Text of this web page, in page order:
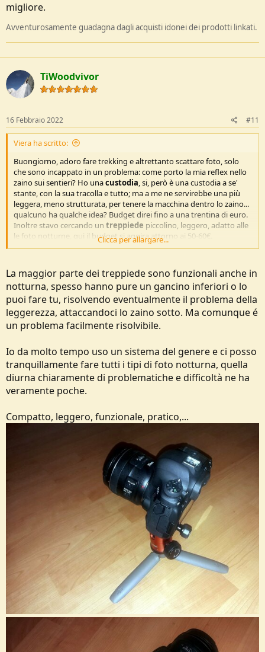
migliore.
Avventurosamente guadagna dagli acquisti idonei dei prodotti linkati.
TiWoodvivor
16 Febbraio 2022 #11
Viera ha scritto:
Buongiorno, adoro fare trekking e altrettanto scattare foto, solo
che sono incappato in un problema: come porto la mia reflex nello
zaino sui sentieri? Ho unacustodia, si, però è una custodia a se'
stante, con la sua tracolla e tutto; ma a me ne servirebbe una più
leggera, meno strutturata, per tenere la macchina dentro lo zaino...
qualcuno ha qualche idea? Budget direi fino a una trentina di euro.
Inoltre stavo cercando un treppiede piccolino, leggero, adatto alle
le foto notturne, qui il budget si aggira attorno ai 50-60€.
Grazie in anticipo!!
Clicca per allargare...
La maggior parte dei treppiede sono funzionali anche in
notturna, spesso hanno pure un gancino inferiori o lo
puoi fare tu, risolvendo eventualmente il problema della
leggerezza, attaccandoci lo zaino sotto. Ma comunque é
un problema facilmente risolvibile.
Io da molto tempo uso un sistema del genere e ci posso
tranquillamente fare tutti i tipi di foto notturna, quella
diurna chiaramente di problematiche e difficoltà ne ha
veramente poche.
Compatto, leggero, funzionale, pratico,...